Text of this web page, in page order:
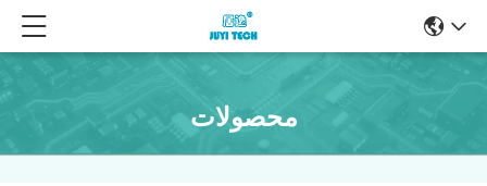
محصولات